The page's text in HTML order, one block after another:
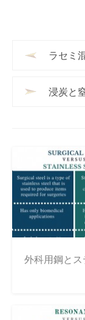
ラセミ
浸炭と
外科用鋼と